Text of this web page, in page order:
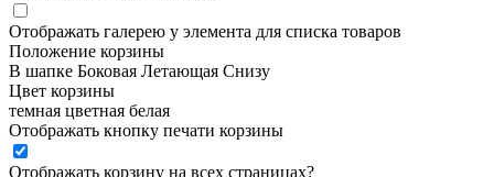
Отображать галерею у элемента для списка товаров
Положение корзины
В шапке Боковая Летающая Снизу
Цвет корзины
темная цветная белая
Отображать кнопку печати корзины
Отображать корзину на всех страницах?